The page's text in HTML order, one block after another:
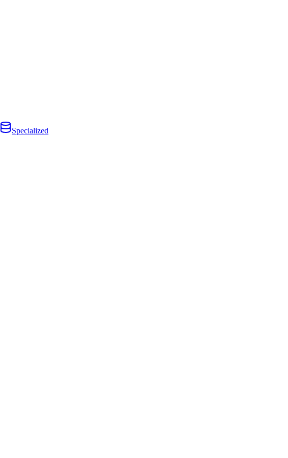
Specialized